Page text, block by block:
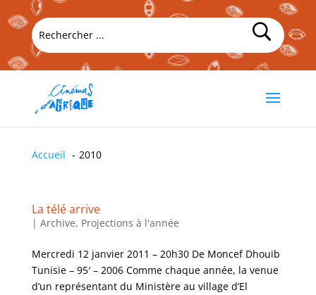
Accueil 2010
La télé arrive
| Archive, Projections à l'année
Mercredi 12 janvier 2011 – 20h30 De Moncef Dhouib
Tunisie – 95′ – 2006 Comme chaque année, la venue
d’un représentant du Ministère au village d’El